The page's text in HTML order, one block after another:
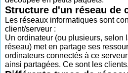
Structure d'un réseau de
Les réseaux informatiques sont
client/serveur :
Un ordinateur (ou plusieurs, selon
réseau) met en partage ses
ordinateurs connectés à ce
ainsi partagées. Ce sont les clients.